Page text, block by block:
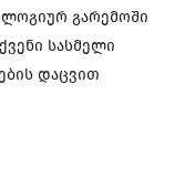
გარემოში
სასმელი
დაცვით